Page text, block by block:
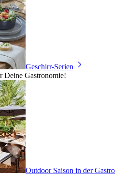
Geschirr-Serien
Deine Gastronomie!
Outdoor Saison in der Gastro